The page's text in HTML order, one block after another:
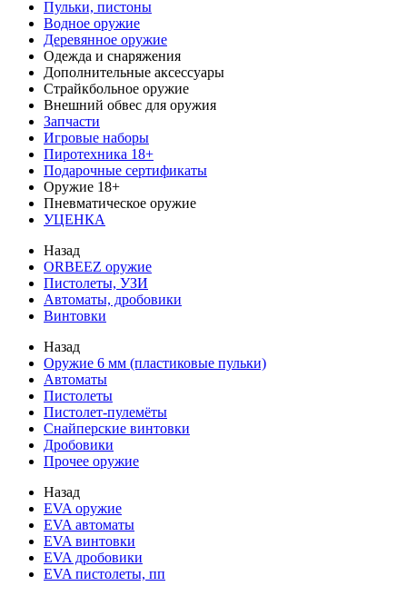
Пульки, пистоны
Водное оружие
Деревянное оружие
Одежда и снаряжения
Дополнительные аксессуары
Страйкбольное оружие
Внешний обвес для оружия
Запчасти
Игровые наборы
Пиротехника 18+
Подарочные сертификаты
Оружие 18+
Пневматическое оружие
УЦЕНКА
Назад
ORBEEZ оружие
Пистолеты, УЗИ
Автоматы, дробовики
Винтовки
Назад
Оружие 6 мм (пластиковые пульки)
Автоматы
Пистолеты
Пистолет-пулемёты
Снайперские винтовки
Дробовики
Прочее оружие
Назад
EVA оружие
EVA автоматы
EVA винтовки
EVA дробовики
EVA пистолеты, пп